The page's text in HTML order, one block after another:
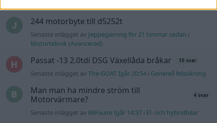
244 motorbyte till d5252t
Senaste inlägget av Jeppegaming för 21 timmar sedan i
Motorteknik (Avancerad)
Passat -13 2.0tdi DSG Växellåda bråkar 10 svar
Senaste inlägget avThe-GOAT Igår 20:54 i Generell felsökning
Man man ha mindre ström till
Motorvärmare?
4 svar
Senaste inlägget av BilFixare Igår 14:37 i El- och hybridbilar